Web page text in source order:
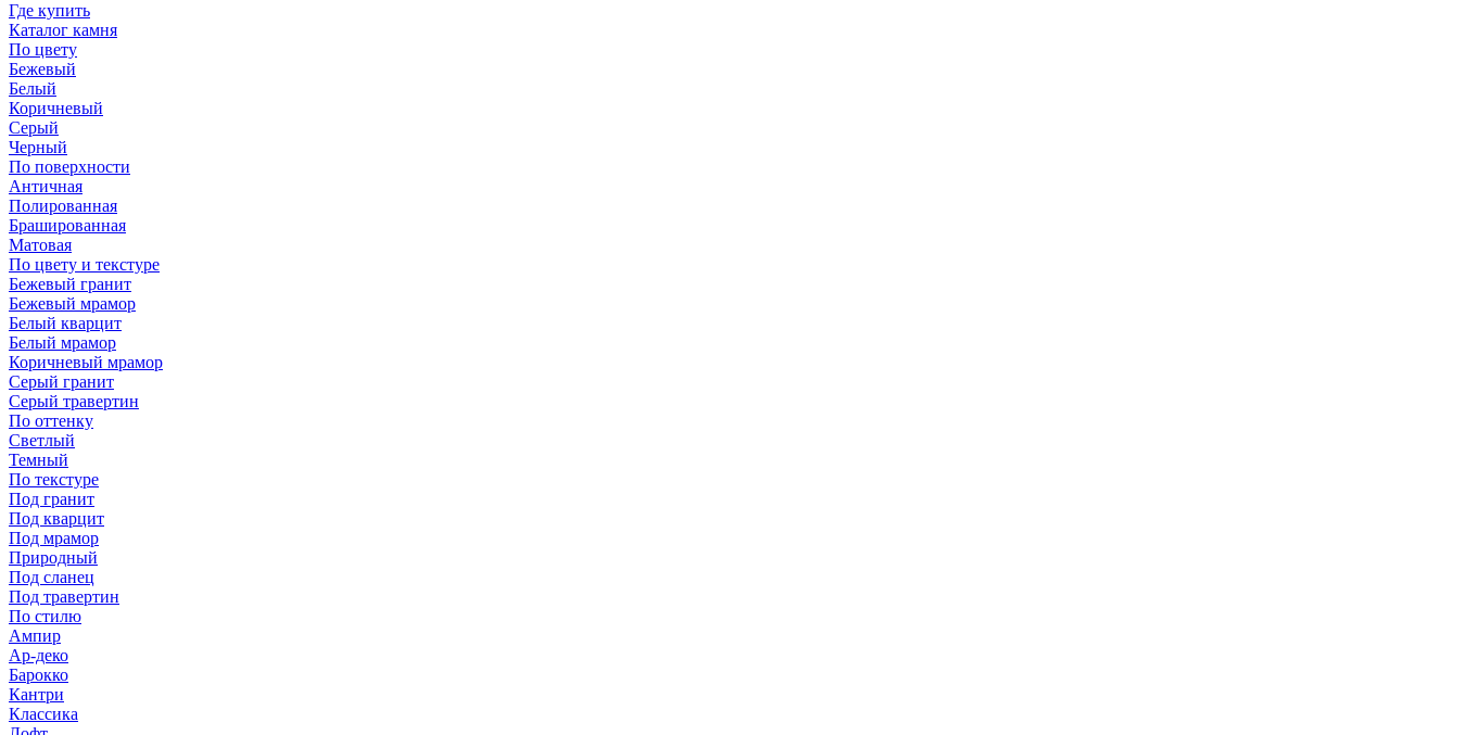
Где купить
Каталог камня
По цвету
Бежевый
Белый
Коричневый
Серый
Черный
По поверхности
Античная
Полированная
Брашированная
Матовая
По цвету и текстуре
Бежевый гранит
Бежевый мрамор
Белый кварцит
Белый мрамор
Коричневый мрамор
Серый гранит
Серый травертин
По оттенку
Светлый
Темный
По текстуре
Под гранит
Под кварцит
Под мрамор
Природный
Под сланец
Под травертин
По стилю
Ампир
Ар-деко
Барокко
Кантри
Классика